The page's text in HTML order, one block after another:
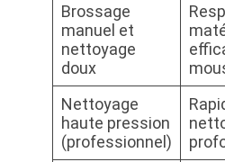
Brossage
manuel et
nettoyage
doux
Nettoyage
haute pression
(professionnel)